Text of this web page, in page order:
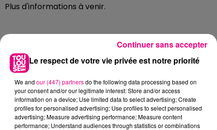
Plus d'informations à venir.
FILS D'ACTUS
Le respect de votre vie privée est notre priorité
We and our (447) partnersdo the following data processing based on
your consent and/or our legitimate interest: Store and/or access
information on a device; Use limited data to select advertising; Create
profiles for personalised advertising; Use profiles to select personalised
advertising; Measure advertising performance; Measure content
performance; Understand audiences through statistics or combinations
Continuer sans accepter